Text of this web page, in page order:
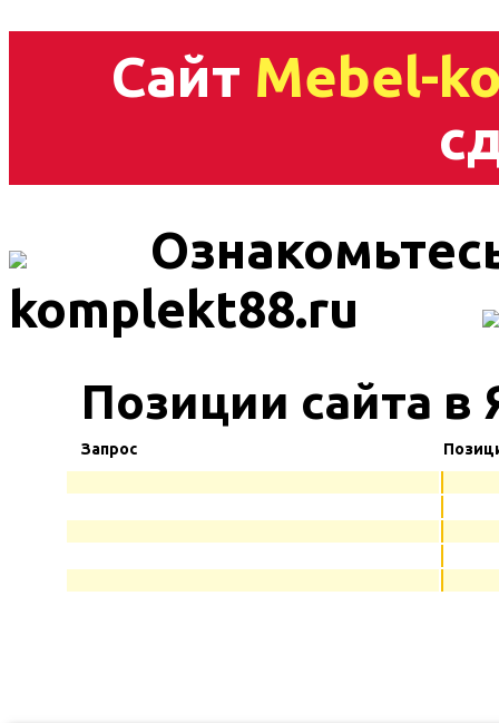
Сайт Mebel-
komplekt88.ru
Позиции сайта в
Запрос